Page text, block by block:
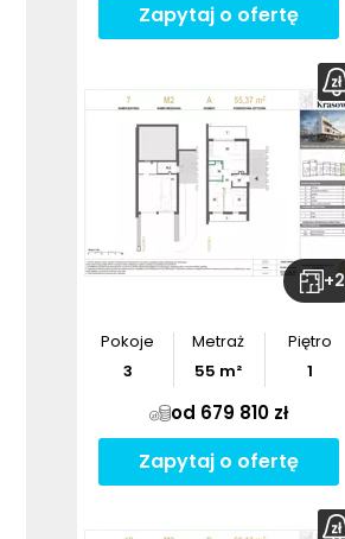
Zapytaj o ofertę
+2
Pokoje
3
Metraż
55 m²
Piętro
1
od 679 810 zł
Zapytaj o ofertę